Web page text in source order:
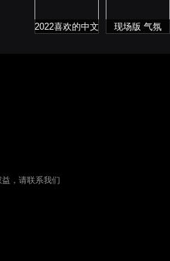
2022喜欢的中文
现场版 气氛
，请联系我们